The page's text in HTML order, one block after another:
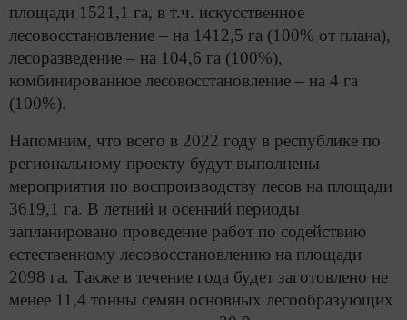
площади 1521,1 га, в т.ч. искусственное
лесовосстановление – на 1412,5 га (100% от плана),
лесоразведение – на 104,6 га (100%),
комбинированное лесовосстановление – на 4 га
(100%).
Напомним, что всего в 2022 году в республике по
региональному проекту будут выполнены
мероприятия по воспроизводству лесов на площади
3619,1 га. В летний и осенний периоды
запланировано проведение работ по содействию
естественному лесовосстановлению на площади
2098 га. Также в течение года будет заготовлено не
менее 11,4 тонны семян основных лесообразующих